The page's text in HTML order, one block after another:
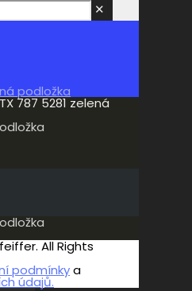
✕
podložka
787 5281 zelená
All Rights
podmínkya
údajů.